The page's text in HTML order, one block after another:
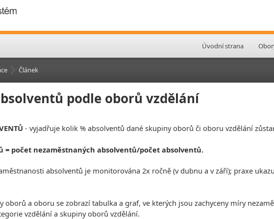
Úvodní strana
Článek
podle oborů vzdělání
- vyjadřuje kolik % absolventů dané skupiny oborů či oboru vzdělání
= počet nezaměstnaných absolventů/počet absolventů.
absolventů je monitorována 2x ročně (v dubnu a v září); praxe
oborů a oboru se zobrazí tabulka a graf, ve kterých jsou zachyceny míry
vzdělání a skupiny oborů vzdělání.